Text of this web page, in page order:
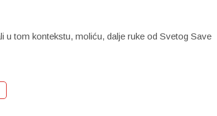
u tom kontekstu, moliću, dalje ruke od Svetog Save